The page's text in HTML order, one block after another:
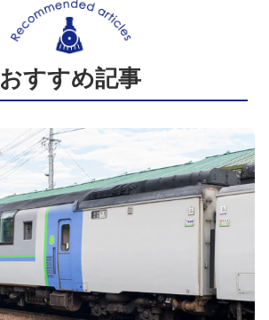
おすすめ記事